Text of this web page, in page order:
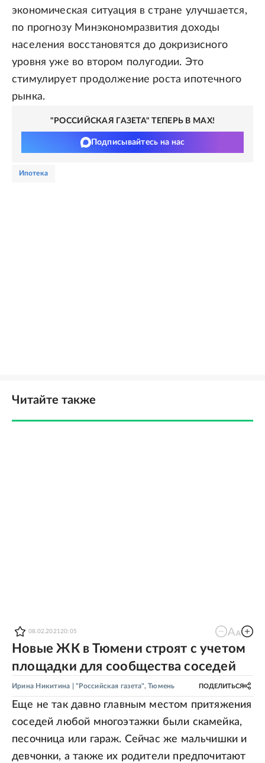
экономическая ситуация в стране улучшается,
по прогнозу Минэкономразвития доходы
населения восстановятся до докризисного
уровня уже во втором полугодии. Это
стимулирует продолжение роста ипотечного
рынка.
"РОССИЙСКАЯ ГАЗЕТА" ТЕПЕРЬ В MAX!
Подписывайтесь на нас
ипотека
Читайте также
08.02.202120:05
Новые ЖК в Тюмени строят с учетом
площадки для сообщества соседей
Ирина Никитина | "Российская газета", Тюмень ПОДЕЛИТЬСЯ
Еще не так давно главным местом притяжения
соседей любой многоэтажки были скамейка,
песочница или гараж. Сейчас же мальчишки и
девчонки, а также их родители предпочитают